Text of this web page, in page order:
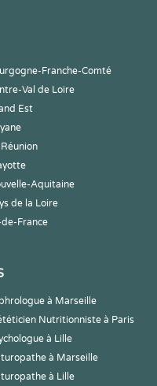
Franche-Comté
Val de Loire
Est
Aquitaine
de la Loire
de-France
à Marseille
Nutritionniste à Paris
à Lille
à Marseille
à Lille